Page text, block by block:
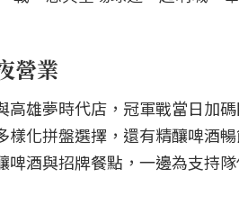
營業
雄夢時代店，冠軍戰當日加
化拼盤選擇，還有精釀啤酒
酒與招牌餐點，一邊為支持隊